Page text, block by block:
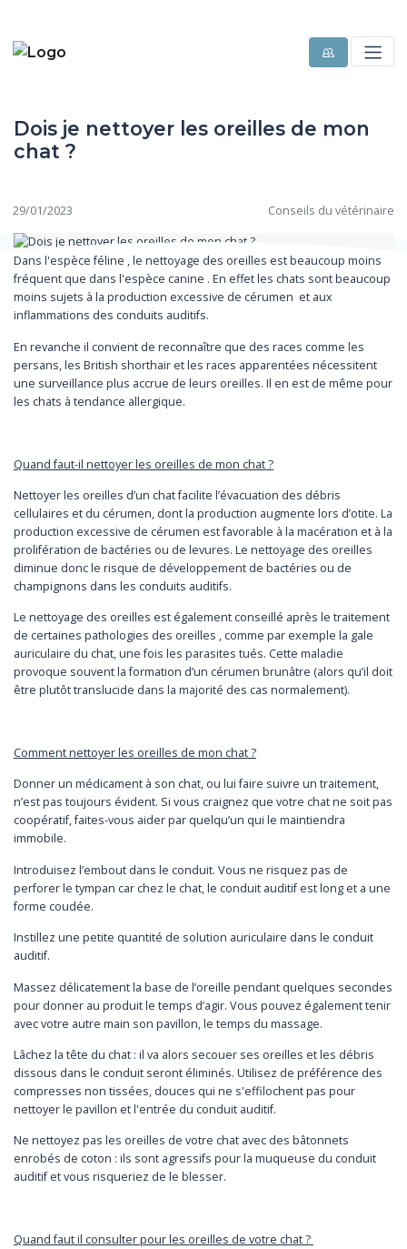
Dois je nettoyer les oreilles de mon
chat ?
29/01/2023 Conseils du vétérinaire
Dans l'espèce féline , le nettoyage des oreilles est beaucoup moins
fréquent que dans l'espèce canine . En effet les chats sont beaucoup
moins sujets à la production excessive de cérumen et aux
inflammations des conduits auditifs.
En revanche il convient de reconnaître que des races comme les
persans, les British shorthair et les races apparentées nécessitent
une surveillance plus accrue de leurs oreilles. Il en est de même pour
les chats à tendance allergique.
Quand faut-il nettoyer les oreilles de mon chat ?
Nettoyer les oreilles d’un chat facilite l’évacuation des débris
cellulaires et du cérumen, dont la production augmente lors d’otite. La
production excessive de cérumen est favorable à la macération et à la
prolifération de bactéries ou de levures. Le nettoyage des oreilles
diminue donc le risque de développement de bactéries ou de
champignons dans les conduits auditifs.
Le nettoyage des oreilles est également conseillé après le traitement
de certaines pathologies des oreilles , comme par exemple la gale
auriculaire du chat, une fois les parasites tués. Cette maladie
provoque souvent la formation d’un cérumen brunâtre (alors qu’il doit
être plutôt translucide dans la majorité des cas normalement).
Comment nettoyer les oreilles de mon chat ?
Donner un médicament à son chat, ou lui faire suivre un traitement,
n’est pas toujours évident. Si vous craignez que votre chat ne soit pas
coopératif, faites-vous aider par quelqu’un qui le maintiendra
immobile.
Introduisez l’embout dans le conduit. Vous ne risquez pas de
perforer le tympan car chez le chat, le conduit auditif est long et a une
forme coudée.
Instillez une petite quantité de solution auriculaire dans le conduit
auditif.
Massez délicatement la base de l’oreille pendant quelques secondes
pour donner au produit le temps d’agir. Vous pouvez également tenir
avec votre autre main son pavillon, le temps du massage.
Lâchez la tête du chat : il va alors secouer ses oreilles et les débris
dissous dans le conduit seront éliminés. Utilisez de préférence des
compresses non tissées, douces qui ne s'effilochent pas pour
nettoyer le pavillon et l'entrée du conduit auditif.
Ne nettoyez pas les oreilles de votre chat avec des bâtonnets
enrobés de coton : ils sont agressifs pour la muqueuse du conduit
auditif et vous risqueriez de le blesser.
Quand faut il consulter pour les oreilles de votre chat ?